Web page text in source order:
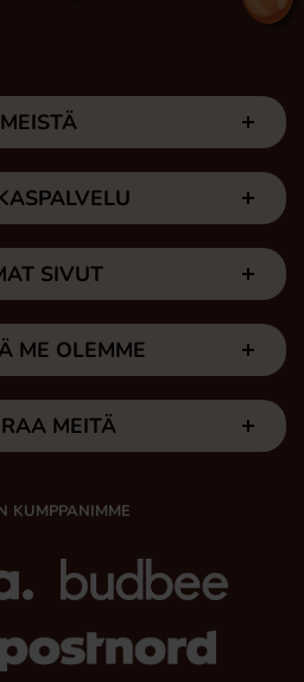
MEISTÄ
SIVUT
ME OLEMME
MEITÄ
KUMPPANIMME